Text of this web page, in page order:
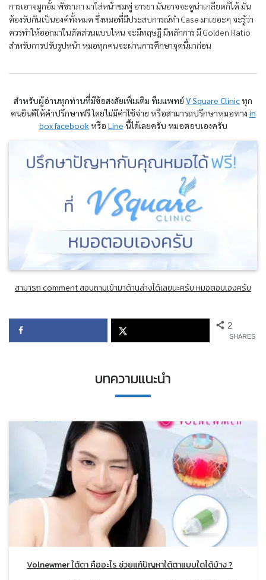
การเอาจมูกอั้ม พัชราภา มาใส่หน้าชมพู่ อารยา มันอาจจะดูน่าเกลียดก็ได้ มัน
ต้องรับกันเป็นองค์ทั้งหมด ซึ่งหมอที่มีประสบการณ์ทำ Case มาเยอะๆ จะรู้ว่า
ควรทำให้ออกมาในสัดส่วนแบบไหน จะมีทฤษฎี มีหลักการ มี Golden Ratio
สำหรับการปรับรูปหน้า หมอทุกคนจะผ่านการศึกษาจุดนี้มาก่อน
สำหรับผู้อ่านทุกท่านที่มีข้อสงสัยเพิ่มเติม ทีมแพทย์V Square Clinicทุก
คนยินดีให้คำปรึกษาฟรี โดยไม่มีค่าใช้จ่าย หรือสามารถปรึกษาหมอทาง in
box facebookหรือ Line นี้ได้เลยครับ หมอตอบเองครับ
สามารถ comment สอบถามเข้ามาด้านล่างได้เลยนะครับ หมอตอบเองครับ
2
SHARES
บทความแนะนำ
Volnewmer ใต้ตา คืออะไร ช่วยแก้ปัญหาใต้ตาแบบใดได้บ้าง ?